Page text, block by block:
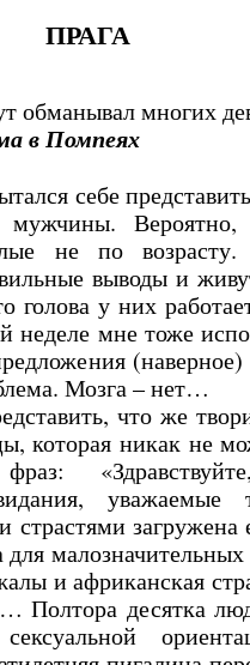
ПРАГА
обманывал многих
в Помпеях
себе
мужчины.
не по возрасту.
выводы и
голова у них
мне тоже
(наверное)
Мозга – нет…
что же
которая никак не
уважаемые
загружена
для
и африканская
Полтора десятка